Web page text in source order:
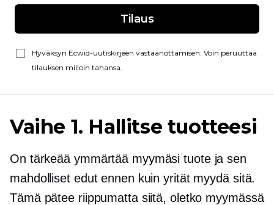
Tilaus
Hyväksyn Ecwid-uutiskirjeen vastaanottamisen. Voin peruuttaa
tilauksen milloin tahansa.
Vaihe 1. Hallitse tuotteesi
On tärkeää ymmärtää myymäsi tuote ja sen
mahdolliset edut ennen kuin yrität myydä sitä.
Tämä pätee riippumatta siitä, oletko myymässä